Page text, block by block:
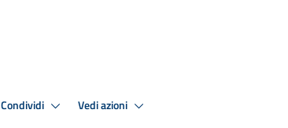
Condividi Vedi azioni